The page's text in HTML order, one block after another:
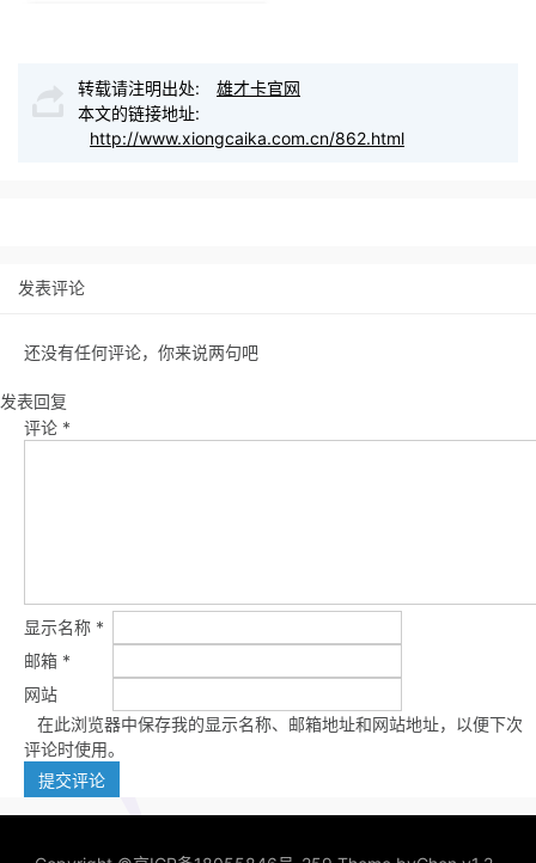
转载请注明出处:
雄才卡官网
本文的链接地址:
http://www.xiongcaika.com.cn/862.html
发表评论
还没有任何评论，你来说两句吧
发表回复
评论 *
显示名称 *
邮箱 *
网站
在此浏览器中保存我的显示名称、邮箱地址和网站地址，以便下次
评论时使用。